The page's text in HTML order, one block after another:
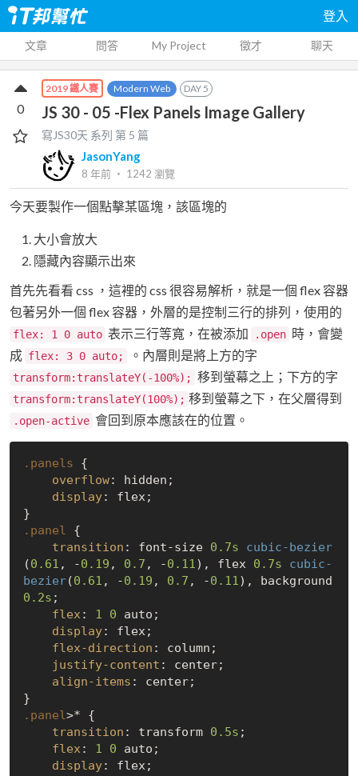
登入
文章 問答 My Project 徵才 聊天
2019 鐵人賽 Modern Web DAY5
JS 30 - 05 -Flex Panels Image Gallery
寫JS30天 系列 第 5 篇
JasonYang
8 年前 ‧ 1242 瀏覽
0
今天要製作一個點擊某區塊，該區塊的
大小會放大
隱藏內容顯示出來
首先先看看 css ，這裡的 css 很容易解析，就是一個 flex 容器
包著另外一個 flex 容器，外層的是控制三行的排列，使用的
flex: 1 0 auto 表示三行等寬，在被添加 .open 時，會變
成 flex: 3 0 auto; 。內層則是將上方的字
transform:translateY(-100%); 移到螢幕之上；下方的字
transform:translateY(100%); 移到螢幕之下，在父層得到
.open-active 會回到原本應該在的位置。
.panels {
overflow: hidden;
display: flex;
.panel {
transition : font-size 0.7s
cubic-bezier
(0.61 , -0.19 , 0.7 , -0.11), flex 0.7s
cubic-
bezier(0.61 , -0.19 , 0.7 , -0.11
0.2s ;
flex: 1 0 auto;
display: flex;
flex-direction : column;
justify-content : center;
align-items : center;
.panel>* {
transition : transform 0.5s ;
flex: 1 0 auto;
display: flex;